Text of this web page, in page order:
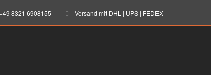
8321 6908155 Versand mit DHL | UPS | FEDEX